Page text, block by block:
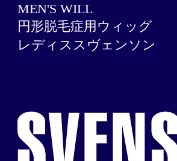
MEN'S WILL
円形脱毛症用ウィッグ
レディススヴェンソン